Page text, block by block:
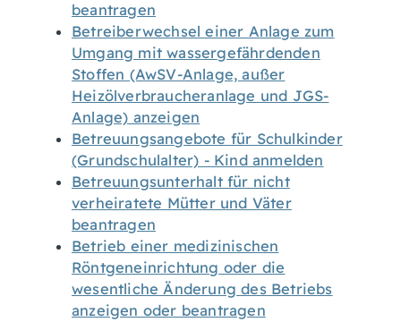
beantragen
Betreiberwechsel einer Anlage zum
Umgang mit wassergefährdenden
Stoffen (AwSV-Anlage, außer
Heizölverbraucheranlage und JGS-
Anlage) anzeigen
Betreuungsangebote für Schulkinder
(Grundschulalter) - Kind anmelden
Betreuungsunterhalt für nicht
verheiratete Mütter und Väter
beantragen
Betrieb einer medizinischen
Röntgeneinrichtung oder die
wesentliche Änderung des Betriebs
anzeigen oder beantragen